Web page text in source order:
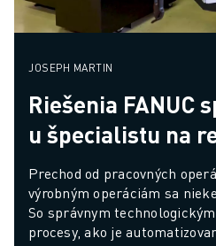
JOSEPH MARTIN
Riešenia FANUC
u špecialistu na
Prechod od pracovných
výrobným operáciám sa
So správnym
procesy, ako je